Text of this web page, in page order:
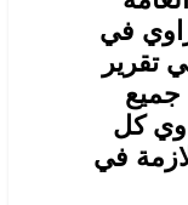
في
تقرير
جميع
كل
في